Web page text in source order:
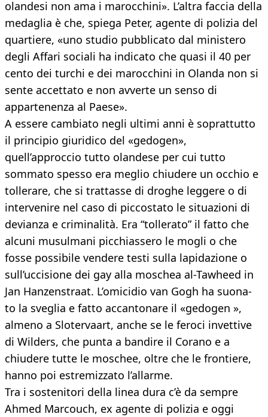
olandesi non ama i marocchini». L’altra faccia della
medaglia è che, spiega Peter, agente di polizia del
quartiere, «uno studio pubblicato dal ministero
degli Affari sociali ha indicato che quasi il 40 per
cento dei turchi e dei marocchini in Olanda non si
sente accettato e non avverte un senso di
appartenenza al Paese».
A essere cambiato negli ultimi anni è soprattutto
il principio giuridico del «gedogen»,
quell’approccio tutto olandese per cui tutto
sommato spesso era meglio chiudere un occhio e
tollerare, che si trattasse di droghe leggere o di
intervenire nel caso di piccostato le situazioni di
devianza e criminalità. Era “tollerato” il fatto che
alcuni musulmani picchiassero le mogli o che
fosse possibile vendere testi sulla lapidazione o
sull’uccisione dei gay alla moschea al-Tawheed in
Jan Hanzenstraat. L’omicidio van Gogh ha suona-
to la sveglia e fatto accantonare il «gedogen »,
almeno a Slotervaart, anche se le feroci invettive
di Wilders, che punta a bandire il Corano e a
chiudere tutte le moschee, oltre che le frontiere,
hanno poi estremizzato l’allarme.
Tra i sostenitori della linea dura c’è da sempre
Ahmed Marcouch, ex agente di polizia e oggi